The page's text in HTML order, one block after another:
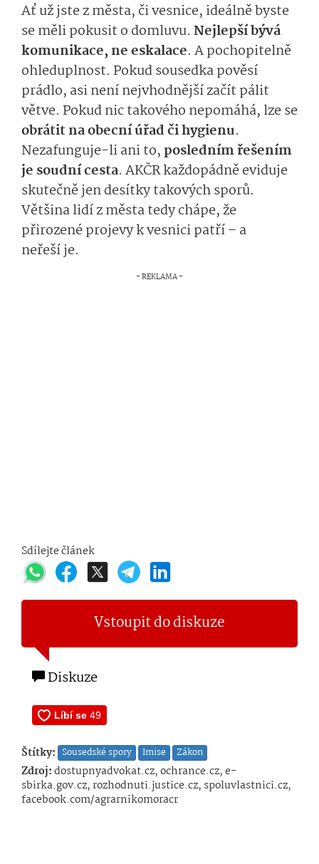
Ať už jste z města, či vesnice, ideálně byste
se měli pokusit o domluvu. Nejlepší bývá
komunikace, ne eskalace. A pochopitelně
ohleduplnost. Pokud sousedka pověsí
prádlo, asi není nejvhodnější začít pálit
větve. Pokud nic takového nepomáhá, lze se
obrátit na obecní úřad či hygienu.
Nezafunguje-li ani to,posledním řešením
je soudní cesta. AKČR každopádně eviduje
skutečně jen desítky takových sporů.
Většina lidí z města tedy chápe, že
přirozené projevy k vesnici patří – a
neřeší je.
Sdílejte článek
Vstoupit do diskuze
Diskuze
Štítky: Sousedské spory Imise Zákon
Zdroj:dostupnyadvokat.cz, ochrance.cz, e-
sbirka.gov.cz, rozhodnuti.justice.cz, spoluvlastnici.cz,
facebook.com/agrarnikomoracr